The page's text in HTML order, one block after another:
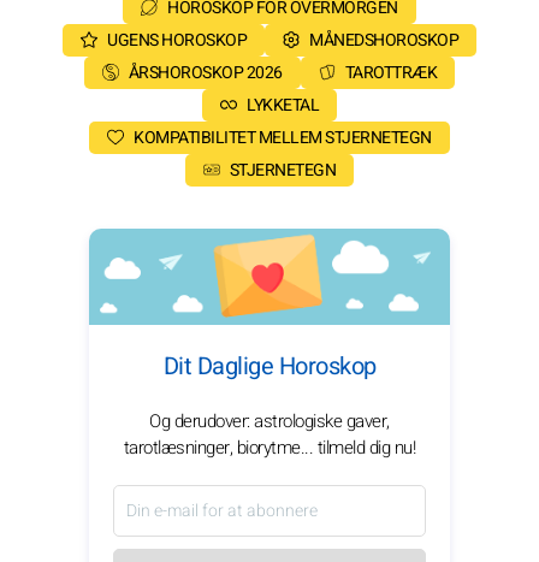
HOROSKOP FOR OVERMORGEN
UGENS HOROSKOP
MÅNEDSHOROSKOP
ÅRSHOROSKOP 2026
TAROTTRÆK
LYKKETAL
KOMPATIBILITET MELLEM STJERNETEGN
STJERNETEGN
Dit Daglige Horoskop
Og derudover: astrologiske gaver,
tarotlæsninger, biorytme... tilmeld dig nu!